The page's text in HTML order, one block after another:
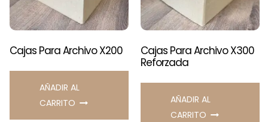
Cajas Para Archivo X200
AÑADIR AL
CARRITO
Cajas Para Archivo X300
Reforzada
AÑADIR AL
CARRITO